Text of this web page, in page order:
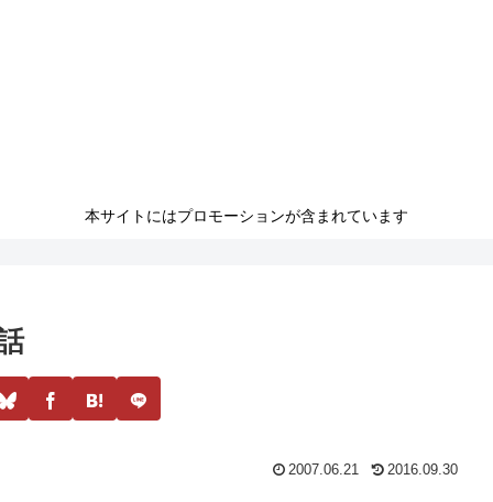
本サイトにはプロモーションが含まれています
2007.06.21 2016.09.30